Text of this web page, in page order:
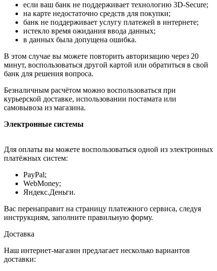
если ваш банк не поддерживает технологию 3D-Secure;
на карте недостаточно средств для покупки;
банк не поддерживает услугу платежей в интернете;
истекло время ожидания ввода данных;
в данных была допущена ошибка.
В этом случае вы можете повторить авторизацию через 20
минут, воспользоваться другой картой или обратиться в свой
банк для решения вопроса.
Безналичным расчётом можно воспользоваться при
курьерской доставке, использовании постамата или
самовывоза из магазина.
Электронные системы
Для оплаты вы можете воспользоваться одной из электронных
платёжных систем:
PayPal;
WebMoney;
Яндекс.Деньги.
Вас перенаправит на страницу платежного сервиса, следуя
инструкциям, заполните правильную форму.
Доставка
Наш интернет-магазин предлагает несколько вариантов
доставки: